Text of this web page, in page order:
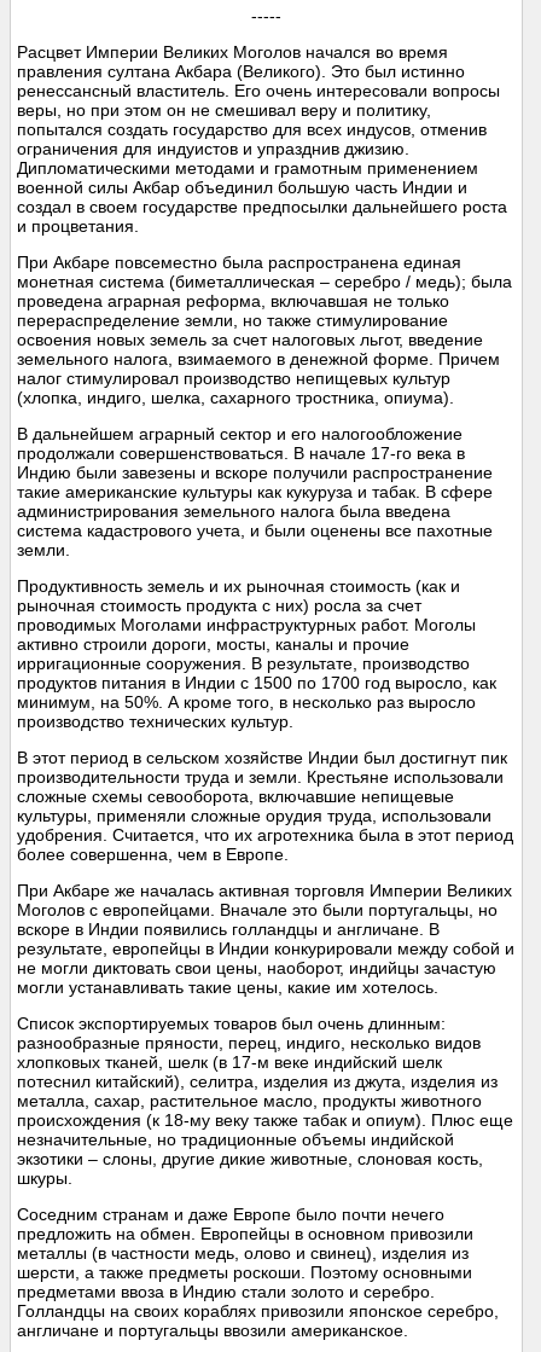
-----
Расцвет Империи Великих Моголов начался во время
правления султана Акбара (Великого). Это был истинно
ренессансный властитель. Его очень интересовали вопросы
веры, но при этом он не смешивал веру и политику,
попытался создать государство для всех индусов, отменив
ограничения для индуистов и упразднив джизию.
Дипломатическими методами и грамотным применением
военной силы Акбар объединил большую часть Индии и
создал в своем государстве предпосылки дальнейшего роста
и процветания.
При Акбаре повсеместно была распространена единая
монетная система (биметаллическая – серебро / медь); была
проведена аграрная реформа, включавшая не только
перераспределение земли, но также стимулирование
освоения новых земель за счет налоговых льгот, введение
земельного налога, взимаемого в денежной форме. Причем
налог стимулировал производство непищевых культур
(хлопка, индиго, шелка, сахарного тростника, опиума).
В дальнейшем аграрный сектор и его налогообложение
продолжали совершенствоваться. В начале 17-го века в
Индию были завезены и вскоре получили распространение
такие американские культуры как кукуруза и табак. В сфере
администрирования земельного налога была введена
система кадастрового учета, и были оценены все пахотные
земли.
Продуктивность земель и их рыночная стоимость (как и
рыночная стоимость продукта с них) росла за счет
проводимых Моголами инфраструктурных работ. Моголы
активно строили дороги, мосты, каналы и прочие
ирригационные сооружения. В результате, производство
продуктов питания в Индии с 1500 по 1700 год выросло, как
минимум, на 50%. А кроме того, в несколько раз выросло
производство технических культур.
В этот период в сельском хозяйстве Индии был достигнут пик
производительности труда и земли. Крестьяне использовали
сложные схемы севооборота, включавшие непищевые
культуры, применяли сложные орудия труда, использовали
удобрения. Считается, что их агротехника была в этот период
более совершенна, чем в Европе.
При Акбаре же началась активная торговля Империи Великих
Моголов с европейцами. Вначале это были португальцы, но
вскоре в Индии появились голландцы и англичане. В
результате, европейцы в Индии конкурировали между собой и
не могли диктовать свои цены, наоборот, индийцы зачастую
могли устанавливать такие цены, какие им хотелось.
Список экспортируемых товаров был очень длинным:
разнообразные пряности, перец, индиго, несколько видов
хлопковых тканей, шелк (в 17-м веке индийский шелк
потеснил китайский), селитра, изделия из джута, изделия из
металла, сахар, растительное масло, продукты животного
происхождения (к 18-му веку также табак и опиум). Плюс еще
незначительные, но традиционные объемы индийской
экзотики – слоны, другие дикие животные, слоновая кость,
шкуры.
Соседним странам и даже Европе было почти нечего
предложить на обмен. Европейцы в основном привозили
металлы (в частности медь, олово и свинец), изделия из
шерсти, а также предметы роскоши. Поэтому основными
предметами ввоза в Индию стали золото и серебро.
Голландцы на своих кораблях привозили японское серебро,
англичане и португальцы ввозили американское.